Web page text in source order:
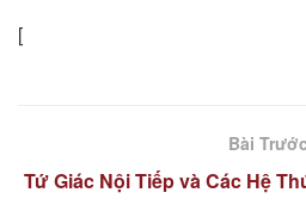
[
Bài Trước
Tứ Giác Nội Tiếp và Các Hệ